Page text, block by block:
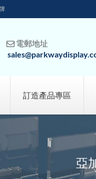
 電郵地址
訂造產品專區
亞